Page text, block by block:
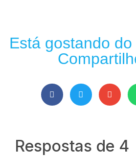
Está gostando
Respostas de 4